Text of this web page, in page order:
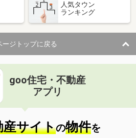
人気タウン
ランキング
ージトップに戻る
goo住宅・不動産
アプリ
産サイトの物件を